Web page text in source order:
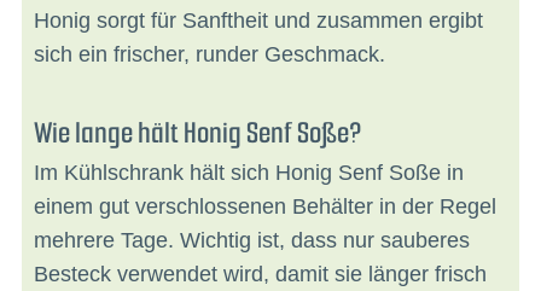
Honig sorgt für Sanftheit und zusammen ergibt
sich ein frischer, runder Geschmack.
Wie lange hält Honig Senf Soße?
Im Kühlschrank hält sich Honig Senf Soße in
einem gut verschlossenen Behälter in der Regel
mehrere Tage. Wichtig ist, dass nur sauberes
Besteck verwendet wird, damit sie länger frisch